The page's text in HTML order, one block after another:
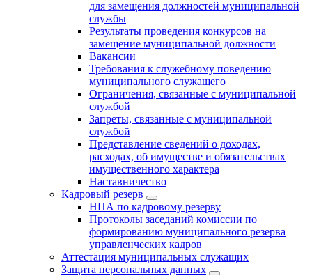
для замещения должностей муниципальной
службы
Результаты проведения конкурсов на
замещение муниципальной должности
Вакансии
Требования к служебному поведению
муниципального служащего
Ограничения, связанные с муниципальной
службой
Запреты, связанные с муниципальной
службой
Представление сведений о доходах,
расходах, об имуществе и обязательствах
имущественного характера
Наставничество
Кадровый резерв
НПА по кадровому резерву
Протоколы заседаний комиссии по
формированию муниципального резерва
управленческих кадров
Аттестация муниципальных служащих
Защита персональных данных